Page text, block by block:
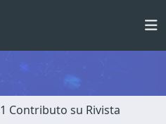
1 Contributo su Rivista